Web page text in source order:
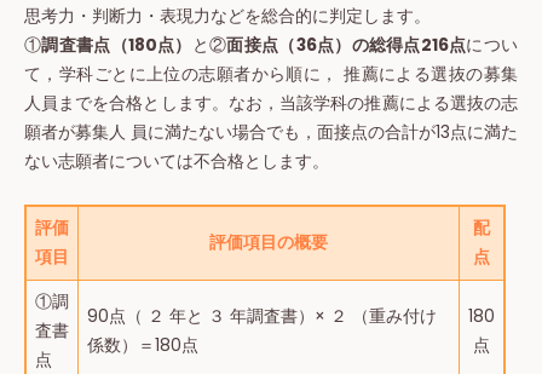
思考力・判断力・表現力などを総合的に判定します。
①調査書点（180点） と②面接点（36点）の総得点216点につい
て，学科ごとに上位の志願者から順に， 推薦による選抜の募集
人員までを合格とします。なお，当該学科の推薦による選抜の志
願者が募集人 員に満たない場合でも，面接点の合計が13点に満た
ない志願者については不合格とします。
評価
項目
評価項目の概要
配
点
①調
査書
点
90点（ ２ 年と ３ 年調査書）× ２ （重み付け
係数）＝180点
180
点